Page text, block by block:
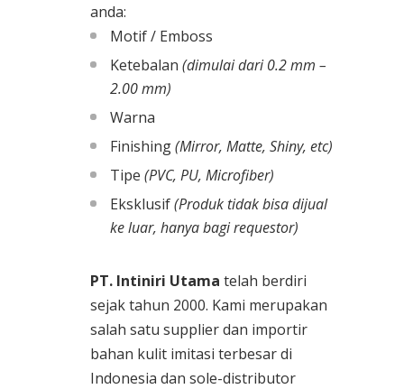
anda:
Motif / Emboss
Ketebalan (dimulai dari 0.2 mm –
2.00 mm)
Warna
Finishing(Mirror, Matte, Shiny, etc)
Tipe (PVC, PU, Microfiber)
Eksklusif(Produk tidak bisa dijual
ke luar, hanya bagi requestor)
PT. Intiniri Utama telah berdiri
sejak tahun 2000. Kami merupakan
salah satu supplier dan importir
bahan kulit imitasi terbesar di
Indonesia dan sole-distributor